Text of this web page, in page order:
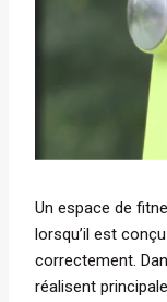
Un espace de
lorsqu’il est
correctement.
réalisent